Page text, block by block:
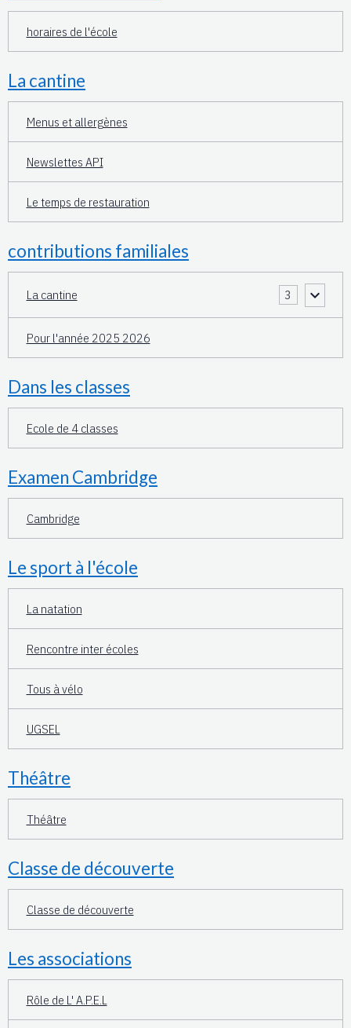
horaires de l'école
La cantine
Menus et allergènes
Newslettes API
Le temps de restauration
contributions familiales
La cantine 3
Pour l'année 2025 2026
Dans les classes
Ecole de 4 classes
Examen Cambridge
Cambridge
Le sport à l'école
La natation
Rencontre inter écoles
Tous à vélo
UGSEL
Théâtre
Théâtre
Classe de découverte
Classe de découverte
Les associations
Rôle de L' A.P.E.L